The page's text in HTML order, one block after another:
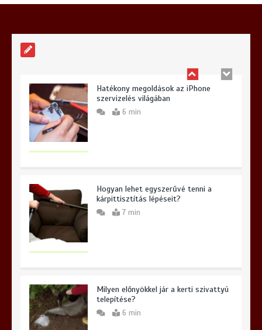
Hatékony megoldások az iPhone
szervizelés világában
6 min
Hogyan lehet egyszerűvé tenni a
kárpittisztítás lépéseit?
7 min
Milyen előnyökkel jár a kerti szivattyú
telepítése?
6 min